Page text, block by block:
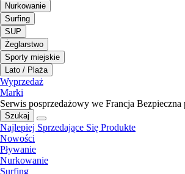
Nurkowanie
Surfing
SUP
Żeglarstwo
Sporty miejskie
Lato / Plaża
Wyprzedaż
Marki
Serwis posprzedażowy we Francja Bezpieczna
Szukaj
Najlepiej Sprzedające Się Produkte
Nowości
Pływanie
Nurkowanie
Surfing